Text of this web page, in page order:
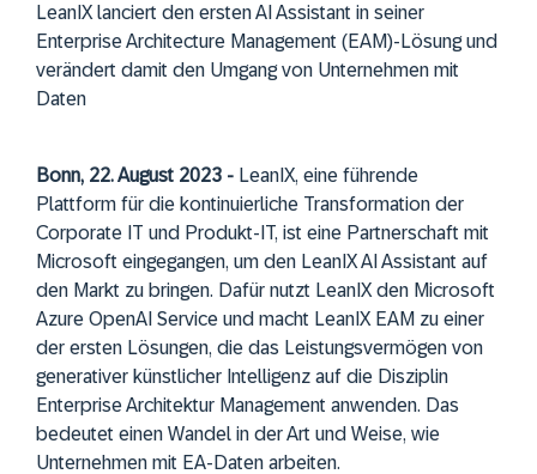
LeanIX lanciert den ersten AI Assistant in seiner
Enterprise Architecture Management (EAM)-Lösung und
verändert damit den Umgang von Unternehmen mit
Daten
Bonn, 22. August 2023 - LeanIX, eine führende
Plattform für die kontinuierliche Transformation der
Corporate IT und Produkt-IT, ist eine Partnerschaft mit
Microsoft eingegangen, um den LeanIX AI Assistant auf
den Markt zu bringen. Dafür nutzt LeanIX den Microsoft
Azure OpenAI Service und macht LeanIX EAM zu einer
der ersten Lösungen, die das Leistungsvermögen von
generativer künstlicher Intelligenz auf die Disziplin
Enterprise Architektur Management anwenden. Das
bedeutet einen Wandel in der Art und Weise, wie
Unternehmen mit EA-Daten arbeiten.